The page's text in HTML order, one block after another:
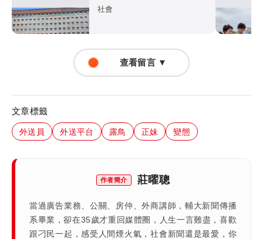
不治
社會
查看留言 ▼
文章標籤
外送員 外送平台 露鳥 正妹 變態
作者簡介 莊曜聰
當過廣告業務、公關、房仲、外商講師，輔大新聞傳播
系畢業，卻在35歲才重回媒體圈，人生一言難盡，喜歡
跟刁民一起，感受人間煙火氣，社會新聞還是最愛，你